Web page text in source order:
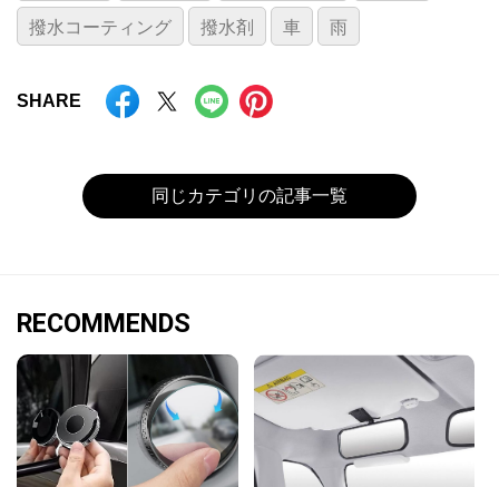
撥水コーティング 撥水剤 車 雨
SHARE
同じカテゴリの記事一覧
RECOMMENDS